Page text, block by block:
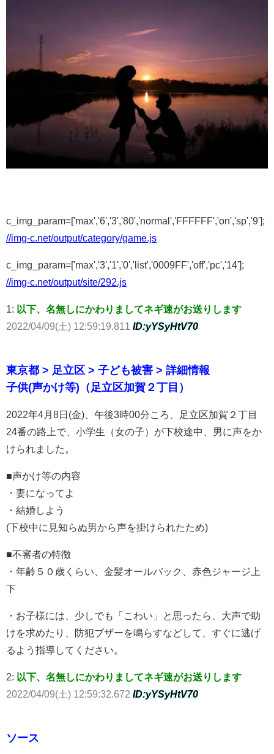
c_img_param=['max','6','3','80','normal','FFFFFF','on','sp','9'];
//img-c.net/output/category/game.js
c_img_param=['max','3','1','0','list','0009FF','off','pc','14'];
//img-c.net/output/site/292.js
1: 以下、名無しにかわりましてネギ速がお送りします
2022/04/09(土) 12:59:19.811 ID:yYSyHtV70
東京都 > 足立区 > 子ども被害 > 詳細情報
子供(声かけ等)（足立区加賀２丁目）
2022年4月8日(金)、午後3時00分ころ、足立区加賀２丁目
24番の路上で、小学生（女の子）が下校途中、男に声をか
けられました。
■声かけ等の内容
・妻になってよ
・結婚しよう
(下校中に見知らぬ男から声を掛けられたため)
■不審者の特徴
・年齢５０歳くらい、金髪オールバック、赤色ジャージ上
下
・お子様には、少しでも「こわい」と思ったら、大声で助
けを求めたり、防犯ブザーを鳴らすなどして、すぐに逃げ
るよう指導してください。
2: 以下、名無しにかわりましてネギ速がお送りします
2022/04/09(土) 12:59:32.672 ID:yYSyHtV70
ソース